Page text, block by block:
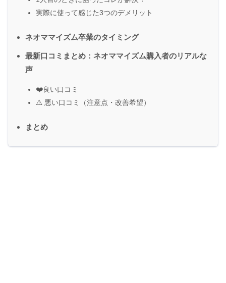
実際に使って感じた3つのデメリット
ネオママイズム卒業のタイミング
最新口コミまとめ：ネオママイズム購入者のリアルな
声
❤️良い口コミ
⚠️ 悪い口コミ（注意点・改善希望）
まとめ